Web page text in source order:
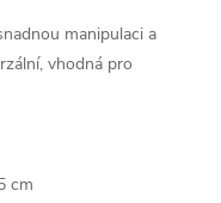
manipulaci a
vhodná pro
cm